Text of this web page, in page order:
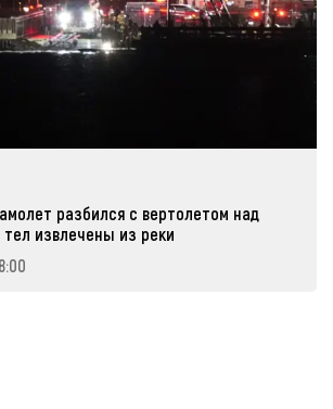
разбился с вертолетом над
извлечены из реки